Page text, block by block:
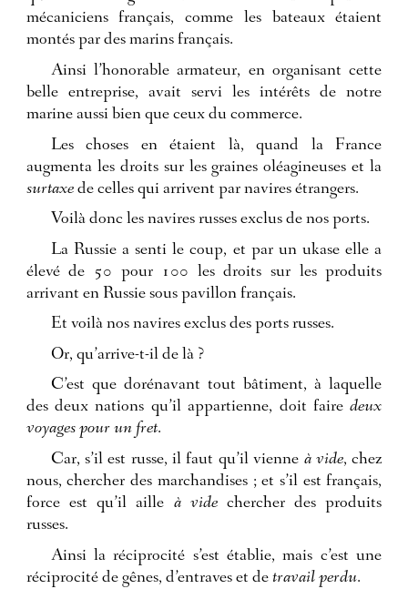
mécaniciens français, comme les bateaux étaient
montés par des marins français.
Ainsi l’honorable armateur, en organisant cette
belle entreprise, avait servi les intérêts de notre
marine aussi bien que ceux du commerce.
Les choses en étaient là, quand la France
augmenta les droits sur les graines oléagineuses et la
surtaxede celles qui arrivent par navires étrangers.
Voilà donc les navires russes exclus de nos ports.
La Russie a senti le coup, et par un ukase elle a
élevé de 50 pour 100 les droits sur les produits
arrivant en Russie sous pavillon français.
Et voilà nos navires exclus des ports russes.
Or, qu’arrive-t-il de là ?
C’est que dorénavant tout bâtiment, à laquelle
des deux nations qu’il appartienne, doit fairedeux
voyages pour un fret.
Car, s’il est russe, il faut qu’il vienne à vide, chez
nous, chercher des marchandises ; et s’il est français,
force est qu’il aille à videchercher des produits
russes.
Ainsi la réciprocité s’est établie, mais c’est une
réciprocité de gênes, d’entraves et de travail perdu.